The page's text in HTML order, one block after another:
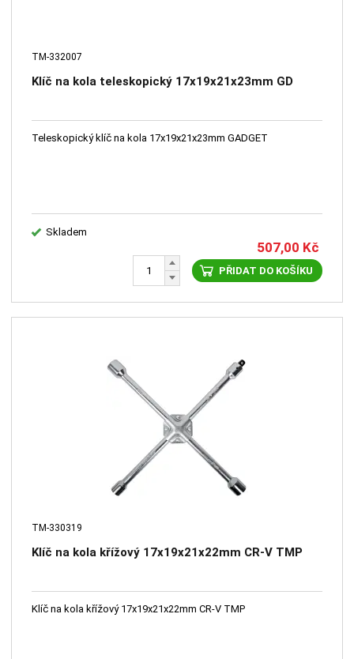
TM-332007
Klíč na kola teleskopický 17x19x21x23mm GD
Teleskopický klíč na kola 17x19x21x23mm GADGET
Skladem
507,00 Kč
PŘIDAT DO KOŠÍKU
TM-330319
Klíč na kola křížový 17х19х21х22mm CR-V TMP
Klíč na kola křížový 17х19х21х22mm CR-V TMP